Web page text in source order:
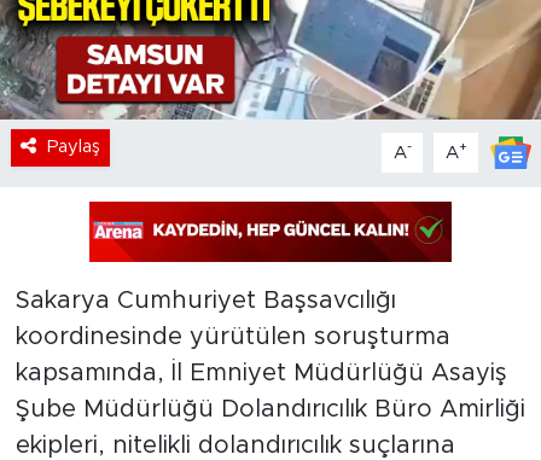
Paylaş A- A+
Sakarya Cumhuriyet Başsavcılığı
koordinesinde yürütülen soruşturma
kapsamında, İl Emniyet Müdürlüğü Asayiş
Şube Müdürlüğü Dolandırıcılık Büro Amirliği
ekipleri, nitelikli dolandırıcılık suçlarına